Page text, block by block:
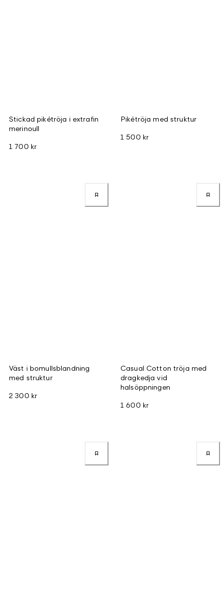
Stickad pikétröja i extrafin
merinoull
1 700 kr
Pikétröja med struktur
1 500 kr
Väst i bomullsblandning
med struktur
2 300 kr
Casual Cotton tröja med
dragkedja vid
halsöppningen
1 600 kr